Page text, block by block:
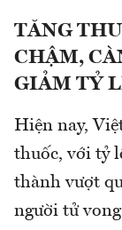
TĂNG
CHẬM,
GIẢM TỶ
Hiện nay,
thuốc, với tỷ
thành vượt
người tử